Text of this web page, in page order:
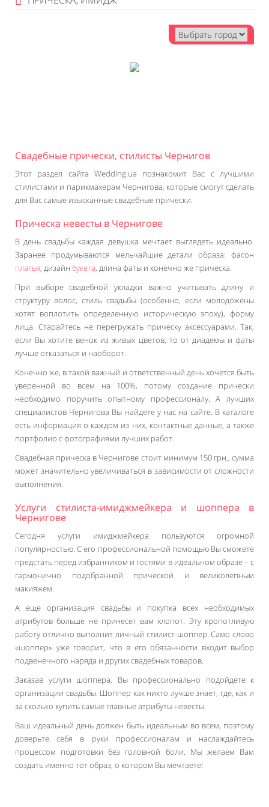
Свадебные прически, стилисты Чернигов
Этот раздел сайта Wedding.ua познакомит Вас с лучшими
стилистами и парикмахерам Чернигова, которые смогут сделать
для Вас самые изысканные свадебные прически.
Прическа невесты в Чернигове
В день свадьбы каждая девушка мечтает выглядеть идеально.
Заранее продумываются мельчайшие детали образа: фасон
платья, дизайн букета, длина фаты и конечно же прическа.
При выборе свадебной укладки важно учитывать длину и
структуру волос, стиль свадьбы (особенно, если молодожены
хотят воплотить определенную историческую эпоху), форму
лица. Старайтесь не перегружать прическу аксессуарами. Так,
если Вы хотите венок из живых цветов, то от диадемы и фаты
лучше отказаться и наоборот.
Конечно же, в такой важный и ответственный день хочется быть
уверенной во всем на 100%, потому создание прически
необходимо поручить опытному профессионалу. А лучших
специалистов Чернигова Вы найдете у нас на сайте. В каталоге
есть информация о каждом из них, контактные данные, а также
портфолио с фотографиями лучших работ.
Свадебная прическа в Чернигове стоит минимум 150 грн., сумма
может значительно увеличиваться в зависимости от сложности
выполнения.
Услуги стилиста-имиджмейкера и шоппера в
Чернигове
Сегодня услуги имиджмейкера пользуются огромной
популярностью. С его профессиональной помощью Вы сможете
предстать перед избранником и гостями в идеальном образе – с
гармонично подобранной прической и великолепным
макияжем.
А еще организация свадьбы и покупка всех необходимых
атрибутов больше не принесет вам хлопот. Эту кропотливую
работу отлично выполнит личный стилист-шоппер. Само слово
«шоппер» уже говорит, что в его обязанности входит выбор
подвенечного наряда и других свадебных товаров.
Заказав услуги шоппера, Вы профессионально подойдете к
организации свадьбы. Шоппер как никто лучше знает, где, как и
за сколько купить самые главные атрибуты невесты.
Ваш идеальный день должен быть идеальным во всем, поэтому
доверьте себя в руки профессионалам и наслаждайтесь
процессом подготовки без головной боли. Мы желаем Вам
создать именно тот образ, о котором Вы мечтаете!